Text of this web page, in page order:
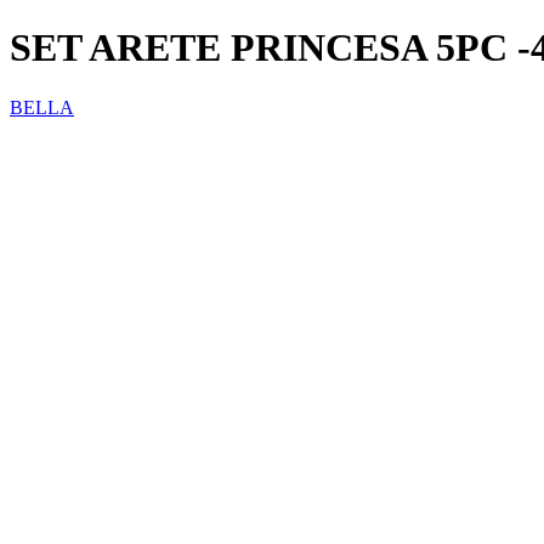
SET ARETE PRINCESA 5PC -
BELLA